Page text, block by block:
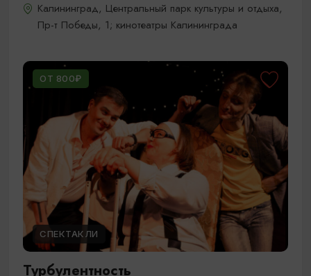
Калининград, Центральный парк культуры и отдыха,
Пр-т Победы, 1; кинотеатры Калининграда
ОТ 800₽
СПЕКТАКЛИ
Турбулентность